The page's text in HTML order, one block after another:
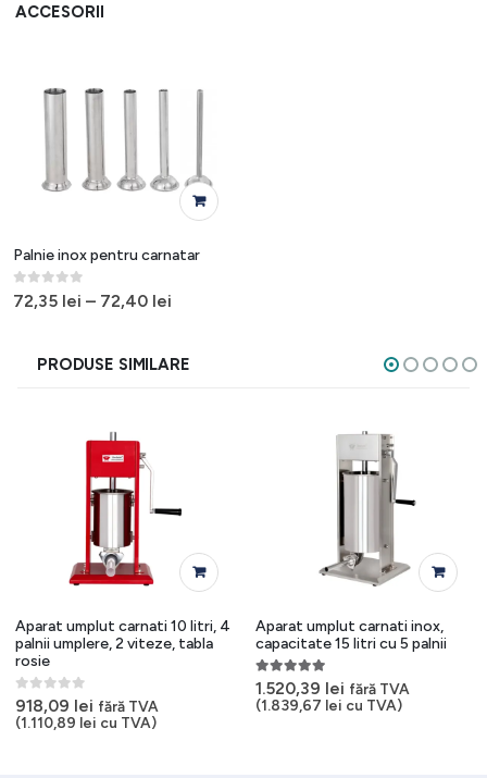
ACCESORII
Acest produs are mai multe variații. Opțiunile pot fi alese în pagina produsului.
Palnie inox pentru carnatar
0out of 5
72,35 lei – 72,40 lei
PRODUSE SIMILARE
Aparat umplut carnati 10 litri, 4
palnii umplere, 2 viteze, tabla
rosie
0out of 5
918,09 lei fără TVA
(1.110,89 lei cu TVA)
Aparat umplut carnati inox,
capacitate 15 litri cu 5 palnii
5.00out of 5
1.520,39 lei fără TVA
(1.839,67 lei cu TVA)